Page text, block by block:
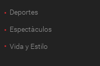
Deportes
Espectàculos
Vida y Estilo